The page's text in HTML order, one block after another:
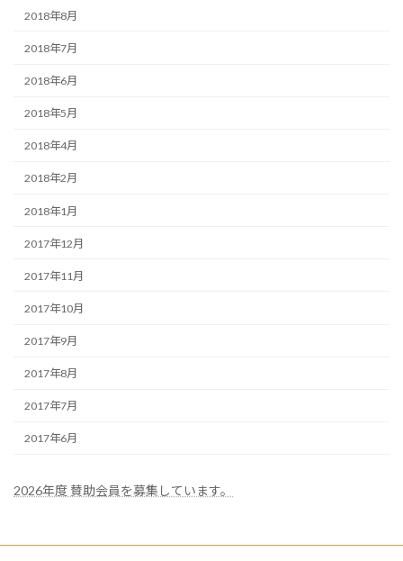
2018年8月
2018年7月
2018年6月
2018年5月
2018年4月
2018年2月
2018年1月
2017年12月
2017年11月
2017年10月
2017年9月
2017年8月
2017年7月
2017年6月
2026年度 賛助会員を募集しています。